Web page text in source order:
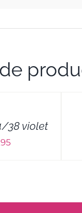
38 violet